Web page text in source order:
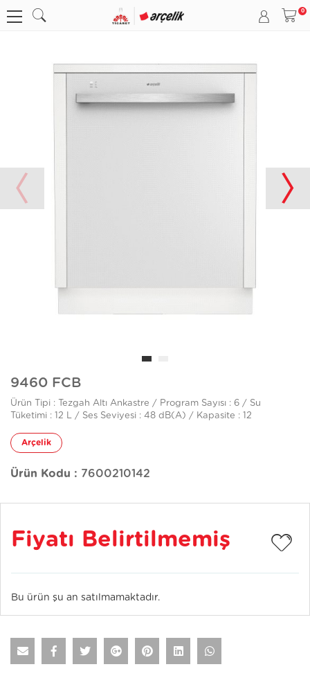
9460 FCB
Ürün Tipi : Tezgah Altı Ankastre / Program Sayısı : 6 / Su
Tüketimi : 12 L / Ses Seviyesi : 48 dB(A) / Kapasite : 12
Arçelik
Ürün Kodu : 7600210142
Fiyatı Belirtilmemiş
Bu ürün şu an satılmamaktadır.